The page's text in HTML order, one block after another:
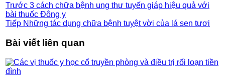
Trước 3 cách chữa bệnh ung thư tuyến giáp hiệu quả với
bài thuốc Đông y
Tiếp Những tác dụng chữa bệnh tuyệt vời của lá sen tươi
Bài viết liên quan